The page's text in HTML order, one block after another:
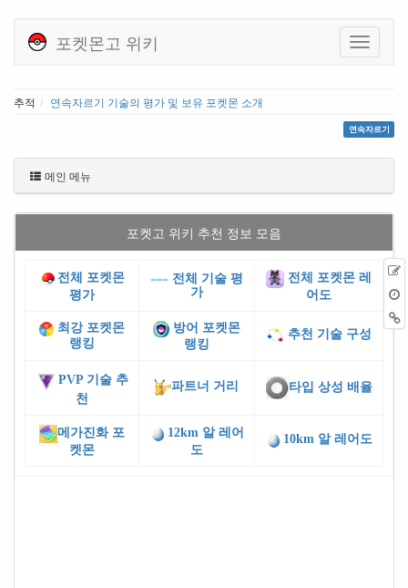
포켓몬고 위키
추적 연속자르기 기술의 평가 및 보유 포켓몬 소개
연속자르기
메인 메뉴
포켓고 위키 추천 정보 모음
전체 포켓몬
평가
전체 기술 평
가
전체 포켓몬 레
어도
최강 포켓몬
랭킹
방어 포켓몬
랭킹
추천 기술 구성
PVP 기술 추
천
파트너 거리 타입 상성 배율
메가진화 포
켓몬
12km 알 레어
도
10km 알 레어도